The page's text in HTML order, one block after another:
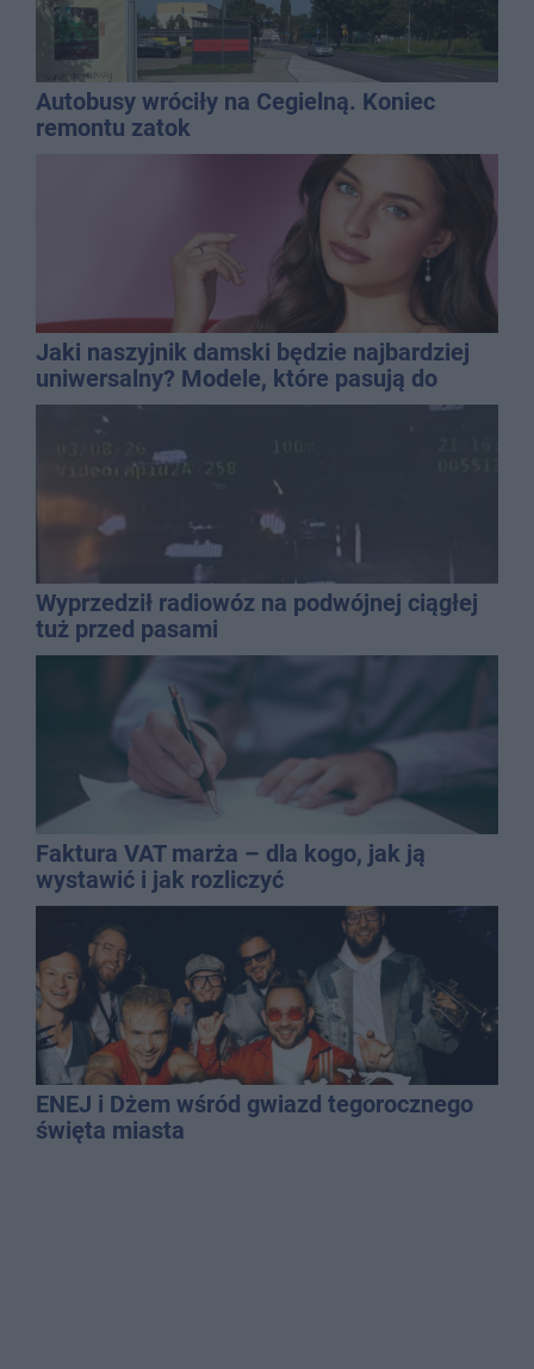
Autobusy wróciły na Cegielną. Koniec
remontu zatok
Jaki naszyjnik damski będzie najbardziej
uniwersalny? Modele, które pasują do
wielu stylizacji
Wyprzedził radiowóz na podwójnej ciągłej
tuż przed pasami
Faktura VAT marża – dla kogo, jak ją
wystawić i jak rozliczyć
ENEJ i Dżem wśród gwiazd tegorocznego
święta miasta